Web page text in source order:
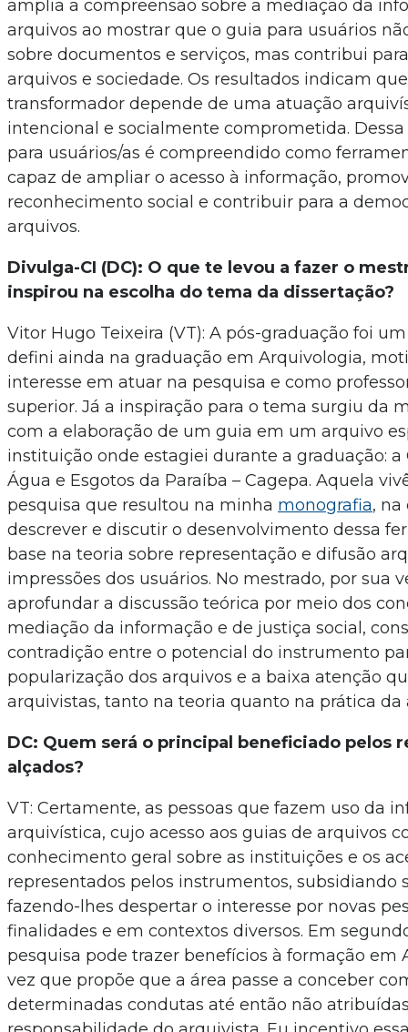
amplia a compreensão sobre a mediação da
arquivos ao mostrar que o guia para usuários
sobre documentos e serviços, mas contribui
arquivos e sociedade. Os resultados indicam
transformador depende de uma atuação
intencional e socialmente comprometida.
para usuários/as é compreendido como
capaz de ampliar o acesso à informação,
reconhecimento social e contribuir para a
arquivos.
Divulga-CI (DC): O que te levou a fazer o
inspirou na escolha do tema da dissertação?
Vitor Hugo Teixeira (VT): A pós-graduação foi
defini ainda na graduação em Arquivologia,
interesse em atuar na pesquisa e como
superior. Já a inspiração para o tema surgiu da
com a elaboração de um guia em um arquivo
instituição onde estagiei durante a graduação:
Água e Esgotos da Paraíba – Cagepa. Aquela
pesquisa que resultou na minha monografia, na
descrever e discutir o desenvolvimento dessa
base na teoria sobre representação e difusão
impressões dos usuários. No mestrado, por sua
aprofundar a discussão teórica por meio dos
mediação da informação e de justiça social,
contradição entre o potencial do instrumento
popularização dos arquivos e a baixa atenção
arquivistas, tanto na teoria quanto na prática da
DC: Quem será o principal beneficiado pelos
alçados?
VT: Certamente, as pessoas que fazem uso da
arquivística, cujo acesso aos guias de arquivos
conhecimento geral sobre as instituições e os
representados pelos instrumentos, subsidiando
fazendo-lhes despertar o interesse por novas
finalidades e em contextos diversos. Em
pesquisa pode trazer benefícios à formação em
vez que propõe que a área passe a conceber
determinadas condutas até então não